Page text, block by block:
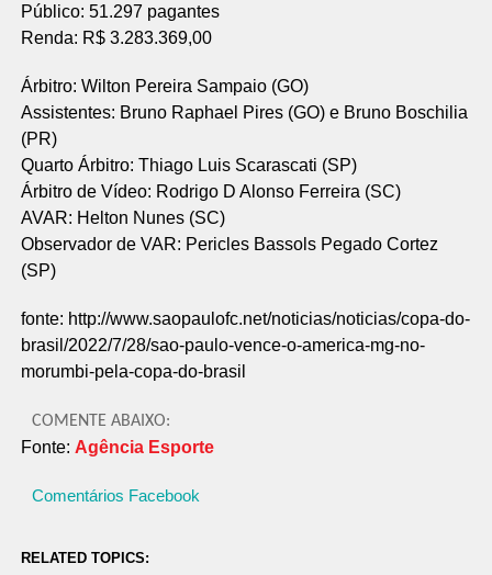
Público: 51.297 pagantes
Renda: R$ 3.283.369,00
Árbitro: Wilton Pereira Sampaio (GO)
Assistentes: Bruno Raphael Pires (GO) e Bruno Boschilia
(PR)
Quarto Árbitro: Thiago Luis Scarascati (SP)
Árbitro de Vídeo: Rodrigo D Alonso Ferreira (SC)
AVAR: Helton Nunes (SC)
Observador de VAR: Pericles Bassols Pegado Cortez
(SP)
fonte: http://www.saopaulofc.net/noticias/noticias/copa-do-
brasil/2022/7/28/sao-paulo-vence-o-america-mg-no-
morumbi-pela-copa-do-brasil
COMENTE ABAIXO:
Fonte: Agência Esporte
Comentários Facebook
RELATED TOPICS: